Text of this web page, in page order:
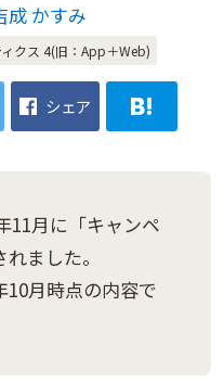
成 かすみ
クス 4(旧：App＋Web)
シェア
11月に「キャンペ
ました。
10月時点の内容で